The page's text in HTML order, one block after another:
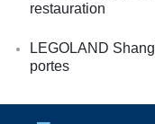
restauration
LEGOLAND
portes